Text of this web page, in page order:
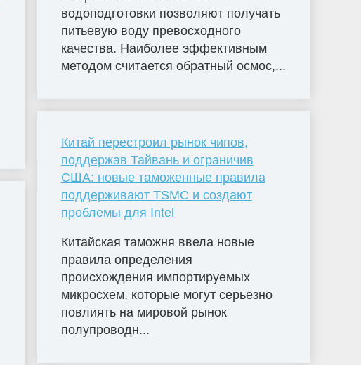
водоподготовки позволяют получать
питьевую воду превосходного
качества. Наиболее эффективным
методом считается обратный осмос,...
Китай перестроил рынок чипов,
поддержав Тайвань и ограничив
США: новые таможенные правила
поддерживают TSMC и создают
проблемы для Intel
Китайская таможня ввела новые
правила определения
происхождения импортируемых
микросхем, которые могут серьезно
повлиять на мировой рынок
полупроводн...